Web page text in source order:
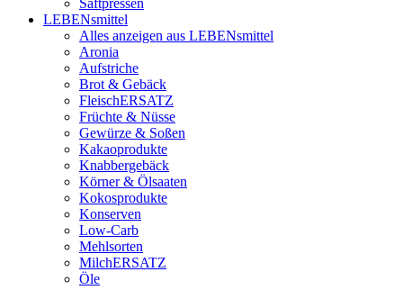
Saftpressen
LEBENsmittel
Alles anzeigen aus LEBENsmittel
Aronia
Aufstriche
Brot & Gebäck
FleischERSATZ
Früchte & Nüsse
Gewürze & Soßen
Kakaoprodukte
Knabbergebäck
Körner & Ölsaaten
Kokosprodukte
Konserven
Low-Carb
Mehlsorten
MilchERSATZ
Öle